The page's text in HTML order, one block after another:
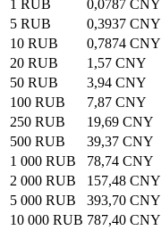
1 RUB
0,0787 CNY
5 RUB
0,3937 CNY
10 RUB
0,7874 CNY
20 RUB
1,57 CNY
50 RUB
3,94 CNY
100 RUB
7,87 CNY
250 RUB
19,69 CNY
500 RUB
39,37 CNY
1 000 RUB
78,74 CNY
2 000 RUB
157,48 CNY
5 000 RUB
393,70 CNY
10 000 RUB 787,40 CNY